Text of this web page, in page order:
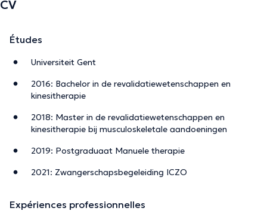
CV
Études
Universiteit Gent
2016: Bachelor in de revalidatiewetenschappen en
kinesitherapie
2018: Master in de revalidatiewetenschappen en
kinesitherapie bij musculoskeletale aandoeningen
2019: Postgraduaat Manuele therapie
2021: Zwangerschapsbegeleiding ICZO
Expériences professionnelles